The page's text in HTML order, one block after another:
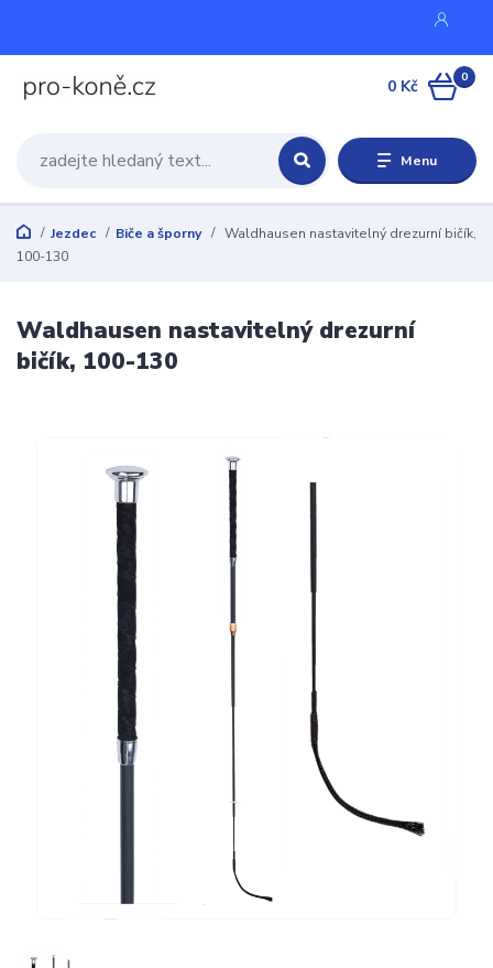
Menu
0
0 Kč
Jezdec Biče a šporny
Waldhausen nastavitelný drezurní bičík,
100-130
Waldhausen nastavitelný drezurní
bičík, 100-130